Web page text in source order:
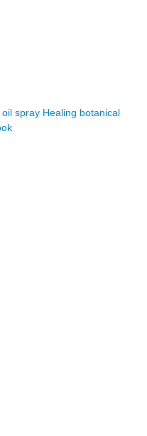
spray Healing botanical